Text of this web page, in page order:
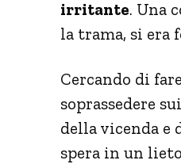
irritante. Una
la trama, si era
Cercando di
soprassedere
della vicenda e
spera in un